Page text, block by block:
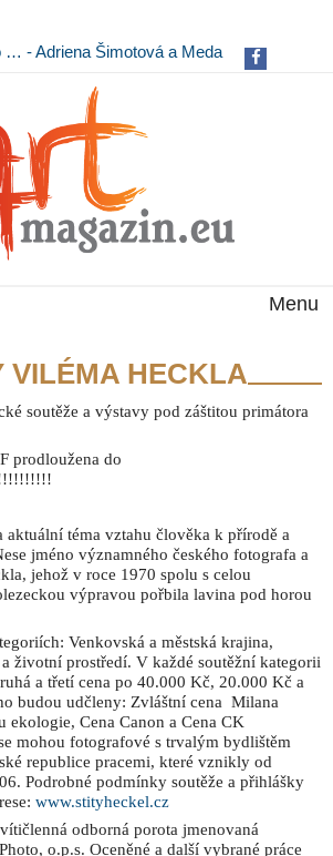
… - Adriena Šimotová a Meda
Menu
VILÉMA HECKLA
soutěže a výstavy pod záštitou primátora
prodloužena do
aktuální téma vztahu člověka k přírodě a
jméno významného českého fotografa a
jehož v roce 1970 spolu s celou
výpravou pořbila lavina pod horou
Venkovská a městská krajina,
životní prostředí. V každé soutěžní kategorii
a třetí cena po 40.000 Kč, 20.000 Kč a
budou udčleny: Zvláštní cena Milana
ekologie, Cena Canon a Cena CK
mohou fotografové s trvalým bydlištěm
republice pracemi, které vznikly od
Podrobné podmínky soutěže a přihlášky
www.stityheckel.cz
odborná porota jmenovaná
o.p.s. Oceněné a další vybrané práce